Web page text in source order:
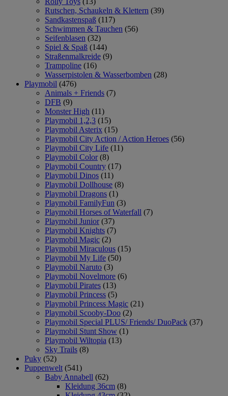
Rutschen, Schaukeln & Klettern (39)
Sandkastenspaß (117)
Schwimmen & Tauchen (56)
Seifenblasen (32)
Spiel & Spaß (144)
Straßenmalkreide (9)
Trampoline (16)
Wasserpistolen & Wasserbomben (28)
Playmobil (476)
Animals + Friends (7)
DFB (9)
Monster High (11)
Playmobil 1,2,3 (15)
Playmobil Asterix (15)
Playmobil City Action / Action Heroes (56)
Playmobil City Life (11)
Playmobil Color (8)
Playmobil Country (17)
Playmobil Dinos (11)
Playmobil Dollhouse (8)
Playmobil Dragons (1)
Playmobil FamilyFun (3)
Playmobil Horses of Waterfall (7)
Playmobil Junior (37)
Playmobil Knights (7)
Playmobil Magic (2)
Playmobil Miraculous (15)
Playmobil My Life (50)
Playmobil Naruto (3)
Playmobil Novelmore (6)
Playmobil Pirates (13)
Playmobil Princess (5)
Playmobil Princess Magic (21)
Playmobil Scooby-Doo (2)
Playmobil Special PLUS/ Friends/ DuoPack (37)
Playmobil Stunt Show (1)
Playmobil Wiltopia (13)
Sky Trails (8)
Puky (52)
Puppenwelt (541)
Baby Annabell (62)
Kleidung 36cm (8)